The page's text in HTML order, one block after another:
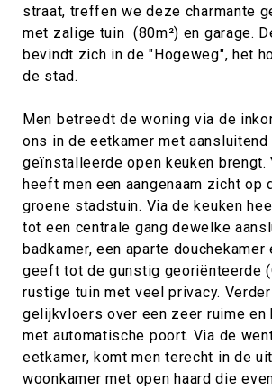
straat, treffen we deze charmante
met zalige tuin (80m²) en garage.
bevindt zich in de "Hogeweg", het
de stad.
Men betreedt de woning via de
ons in de eetkamer met aansluitend
geïnstalleerde open keuken brengt.
heeft men een aangenaam zicht op
groene stadstuin. Via de keuken
tot een centrale gang dewelke
badkamer, een aparte douchekamer
geeft tot de gunstig georiënteerde
rustige tuin met veel privacy.
gelijkvloers over een zeer ruime en
met automatische poort. Via de
eetkamer, komt men terecht in de
woonkamer met open haard die